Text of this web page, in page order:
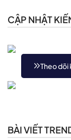
CẬP NHẬT
Theo dõi
BÀI VIẾT